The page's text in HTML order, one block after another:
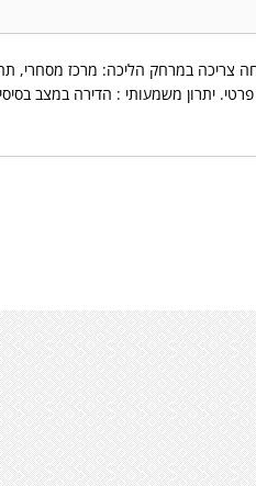
במרחק הליכה: מרכז מסחרי,
: ממד בתוך הדירה, גינה היקפית 78 מטר, חניה מקורה, מחסן פרטי. יתרון